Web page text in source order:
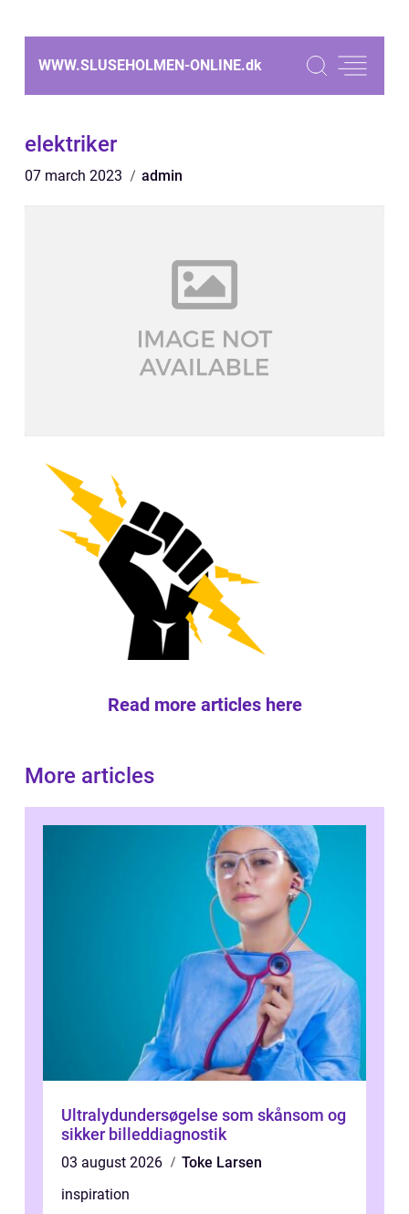
WWW.SLUSEHOLMEN-ONLINE.dk
elektriker
07 march 2023 admin
Read more articles here
More articles
Ultralydundersøgelse som skånsom og
sikker billeddiagnostik
03 august 2026
Toke Larsen
inspiration